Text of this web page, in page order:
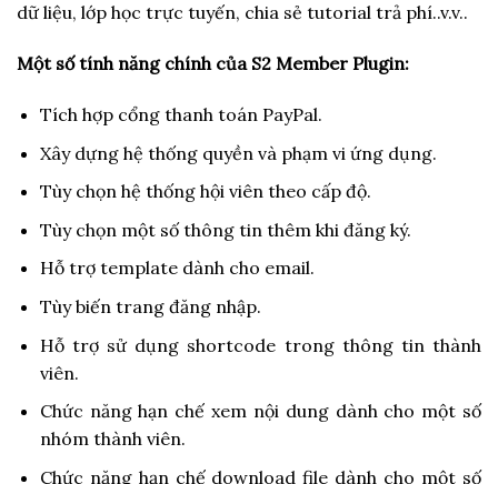
dữ liệu, lớp học trực tuyến, chia sẻ tutorial trả phí..v.v..
Một số tính năng chính của S2 Member Plugin:
Tích hợp cổng thanh toán PayPal.
Xây dựng hệ thống quyền và phạm vi ứng dụng.
Tùy chọn hệ thống hội viên theo cấp độ.
Tùy chọn một số thông tin thêm khi đăng ký.
Hỗ trợ template dành cho email.
Tùy biến trang đăng nhập.
Hỗ trợ sử dụng shortcode trong thông tin thành
viên.
Chức năng hạn chế xem nội dung dành cho một số
nhóm thành viên.
Chức năng hạn chế download file dành cho một số